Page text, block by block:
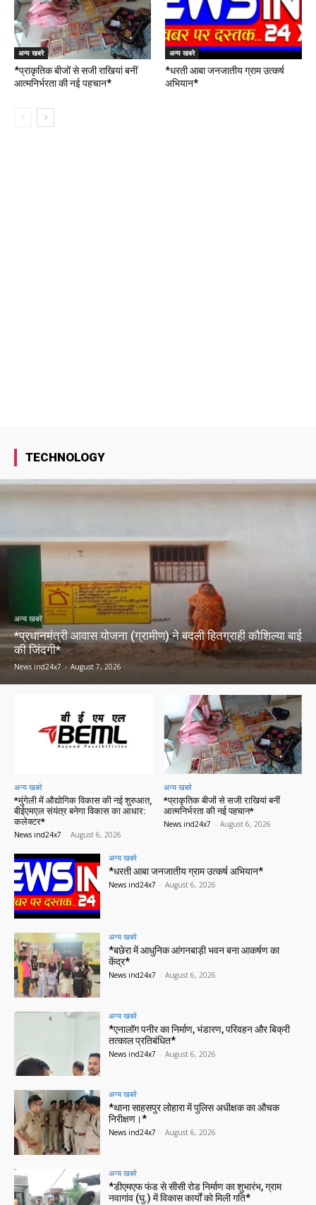
अन्य खबरे
*प्राकृतिक बीजों से सजी राखियां बनीं
आत्मनिर्भरता की नई पहचान*
अन्य खबरे
*धरती आबा जनजातीय ग्राम उत्कर्ष
अभियान*
TECHNOLOGY
अन्य खबरे
*प्रधानमंत्री आवास योजना (ग्रामीण) ने बदली हितग्राही कौशिल्या बाई
की जिंदगी*
News ind24x7 - August 7, 2026
अन्य खबरे
*मुंगेली में औद्योगिक विकास की नई शुरुआत,
बीईएमएल संयंत्र बनेगा विकास का आधार:
कलेक्टर*
News ind24x7 - August 6, 2026
अन्य खबरे
*प्राकृतिक बीजों से सजी राखियां बनीं
आत्मनिर्भरता की नई पहचान*
News ind24x7 - August 6, 2026
अन्य खबरे
*धरती आबा जनजातीय ग्राम उत्कर्ष अभियान*
News ind24x7 - August 6, 2026
अन्य खबरे
*बछेरा में आधुनिक आंगनबाड़ी भवन बना आकर्षण का
केंद्र*
News ind24x7 - August 6, 2026
अन्य खबरे
*एनालॉग पनीर का निर्माण, भंडारण, परिवहन और बिक्री
तत्काल प्रतिबंधित*
News ind24x7 - August 6, 2026
अन्य खबरे
*थाना साहसपुर लोहारा में पुलिस अधीक्षक का औचक
निरीक्षण।*
News ind24x7 - August 6, 2026
अन्य खबरे
*डीएमएफ फंड से सीसी रोड निर्माण का शुभारंभ, ग्राम
नवागांव (घु.) में विकास कार्यों को मिली गति*